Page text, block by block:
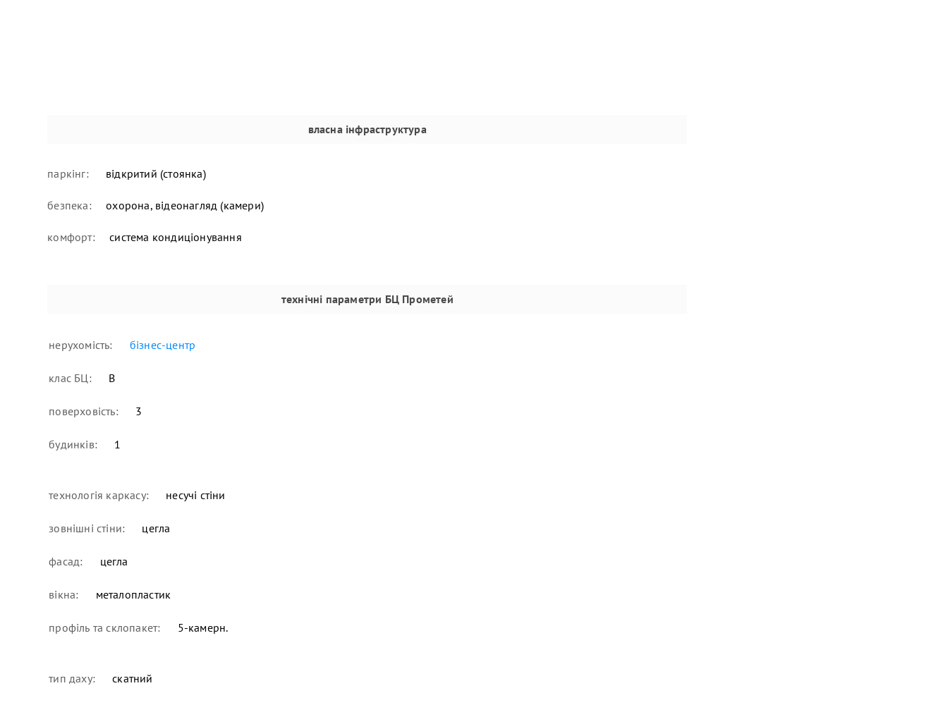
власна інфраструктура
паркінг: відкритий (стоянка)
безпека: охорона, відеонагляд (камери)
комфорт: система кондиціонування
технічні параметри БЦ Прометей
нерухомість: бізнес-центр
клас БЦ: В
поверховість: 3
будинків: 1
технологія каркасу: несучі стіни
зовнішні стіни: цегла
фасад: цегла
вікна: металопластик
профіль та склопакет: 5-камерн.
тип даху: скатний